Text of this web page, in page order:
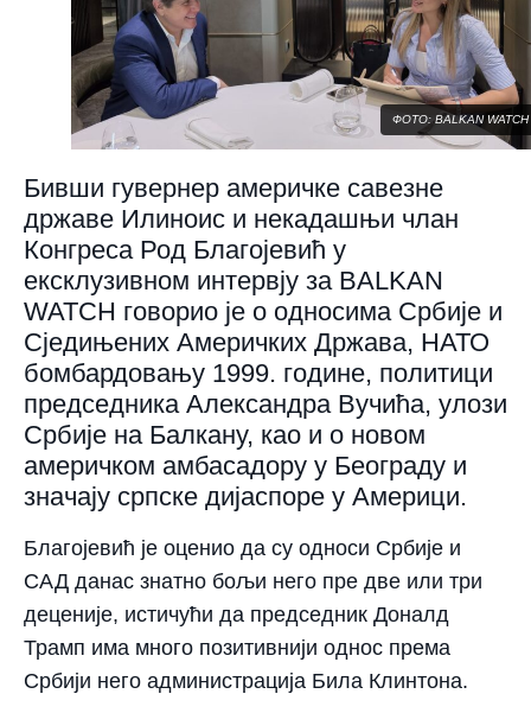
ФОТО: BALKAN WATCH
Бивши гувернер америчке савезне
државе Илиноис и некадашњи члан
Конгреса Род Благојевић у
ексклузивном интервју за BALKAN
WATCH говорио је о односима Србије и
Сједињених Америчких Држава, НАТО
бомбардовању 1999. године, политици
председника Александра Вучића, улози
Србије на Балкану, као и о новом
америчком амбасадору у Београду и
значају српске дијаспоре у Америци.
Благојевић је оценио да су односи Србије и
САД данас знатно бољи него пре две или три
деценије, истичући да председник Доналд
Трамп има много позитивнији однос према
Србији него администрација Била Клинтона.